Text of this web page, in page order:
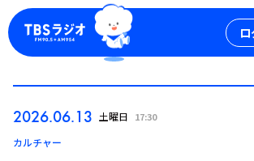
2026.06.13 土曜日 17:30
カルチャー